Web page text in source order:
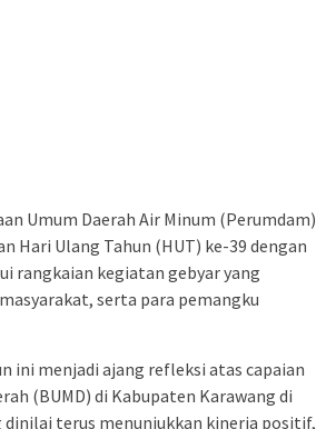
Umum Daerah Air Minum (Perumdam)
Hari Ulang Tahun (HUT) ke-39 dengan
rangkaian kegiatan gebyar yang
serta para pemangku
ini menjadi ajang refleksi atas capaian
(BUMD) di Kabupaten Karawang di
dinilai terus menunjukkan kinerja positif,